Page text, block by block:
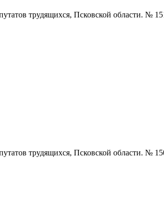
трудящихся, Псковской области. №
трудящихся, Псковской области. №